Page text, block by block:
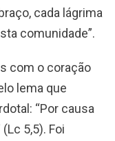
cada lágrima
comunidade”.
com o coração
lema que
“Por causa
5,5). Foi